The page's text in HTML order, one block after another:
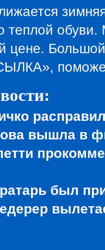
теплой
цене.
поможет
вышла в
был